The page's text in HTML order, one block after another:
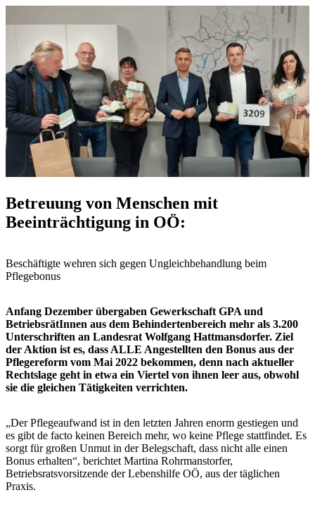
Betreuung von Menschen mit
Beeinträchtigung in OÖ:
Beschäftigte wehren sich gegen Ungleichbehandlung beim
Pflegebonus
Anfang Dezember übergaben Gewerkschaft GPA und
BetriebsrätInnen aus dem Behindertenbereich mehr als 3.200
Unterschriften an Landesrat Wolfgang Hattmansdorfer. Ziel
der Aktion ist es, dass ALLE Angestellten den Bonus aus der
Pflegereform vom Mai 2022 bekommen, denn nach aktueller
Rechtslage geht in etwa ein Viertel von ihnen leer aus, obwohl
sie die gleichen Tätigkeiten verrichten.
„Der Pflegeaufwand ist in den letzten Jahren enorm gestiegen und
es gibt de facto keinen Bereich mehr, wo keine Pflege stattfindet. Es
sorgt für großen Unmut in der Belegschaft, dass nicht alle einen
Bonus erhalten“, berichtet Martina Rohrmanstorfer,
Betriebsratsvorsitzende der Lebenshilfe OÖ, aus der täglichen
Praxis.